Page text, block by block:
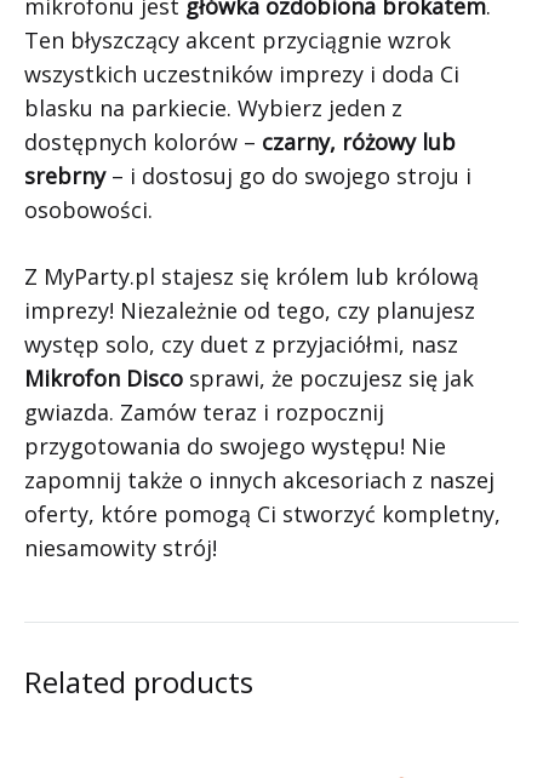
mikrofonu jest główka ozdobiona brokatem.
Ten błyszczący akcent przyciągnie wzrok
wszystkich uczestników imprezy i doda Ci
blasku na parkiecie. Wybierz jeden z
dostępnych kolorów – czarny, różowy lub
srebrny– i dostosuj go do swojego stroju i
osobowości.
Z MyParty.pl stajesz się królem lub królową
imprezy! Niezależnie od tego, czy planujesz
występ solo, czy duet z przyjaciółmi, nasz
Mikrofon Disco sprawi, że poczujesz się jak
gwiazda. Zamów teraz i rozpocznij
przygotowania do swojego występu! Nie
zapomnij także o innych akcesoriach z naszej
oferty, które pomogą Ci stworzyć kompletny,
niesamowity strój!
Related products